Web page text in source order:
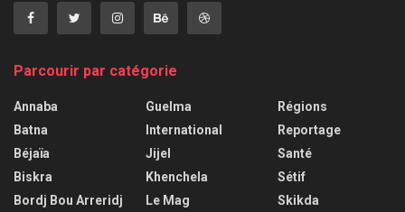
Parcourir par catégorie
Annaba
Batna
Béjaïa
Biskra
Bordj Bou Arreridj
Guelma
International
Jijel
Khenchela
Le Mag
Régions
Reportage
Santé
Sétif
Skikda